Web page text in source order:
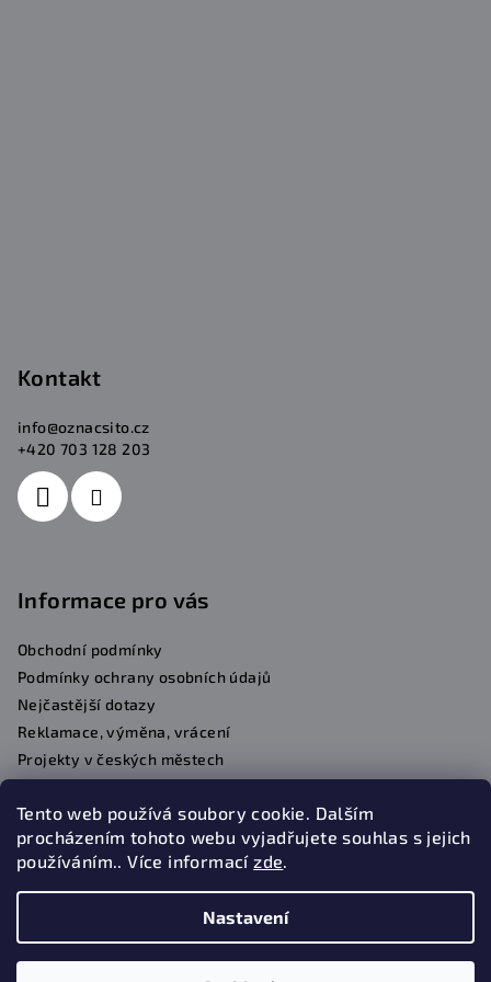
Tento web používá soubory cookie. Dalším
procházením tohoto webu vyjadřujete souhlas s jejich
používáním.. Více informacízde.
Nastavení
Kontakt
info@oznacsito.cz
+420 703 128 203
Informace pro vás
Obchodní podmínky
Podmínky ochrany osobních údajů
Nejčastější dotazy
Reklamace, výměna, vrácení
Projekty v českých městech
Facebook